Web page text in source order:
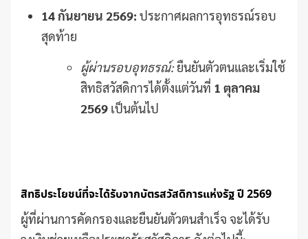
14 กันยายน 2569: ประกาศผลการอุทธรณ์รอบ
สุดท้าย
ผู้ผ่านรอบอุทธรณ์:ยืนยันตัวตนและเริ่มใช้
สิทธิสวัสดิการได้ตั้งแต่วันที่ 1 ตุลาคม
2569 เป็นต้นไป
สิทธิประโยชน์ที่จะได้รับจากบัตรสวัสดิการแห่งรัฐ ปี 2569
ผู้ที่ผ่านการคัดกรองและยืนยันตัวตนสำเร็จ จะได้รับ